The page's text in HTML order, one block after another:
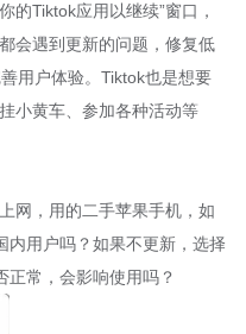
的Tiktok应用以继续”窗口，
会遇到更新的问题，修复低
用户体验。Tiktok也是想要
小黄车、参加各种活动等
网，用的二手苹果手机，如
内用户吗？如果不更新，选择
正常，会影响使用吗？